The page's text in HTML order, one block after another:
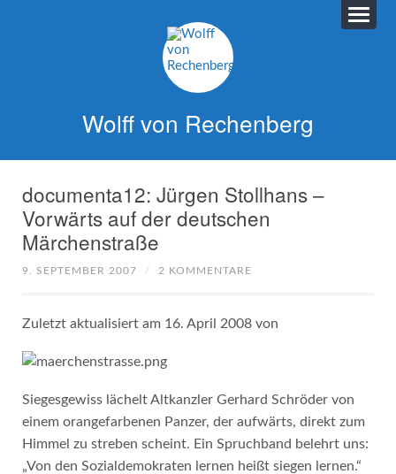
Wolff von Rechenberg
documenta12: Jürgen Stollhans –
Vorwärts auf der deutschen
Märchenstraße
9. SEPTEMBER 2007 / 2 KOMMENTARE
Zuletzt aktualisiert am 16. April 2008 von
Siegesgewiss lächelt Altkanzler Gerhard Schröder von
einem orangefarbenen Panzer, der aufwärts, direkt zum
Himmel zu streben scheint. Ein Spruchband belehrt uns:
„Von den Sozialdemokraten lernen heißt siegen lernen.“